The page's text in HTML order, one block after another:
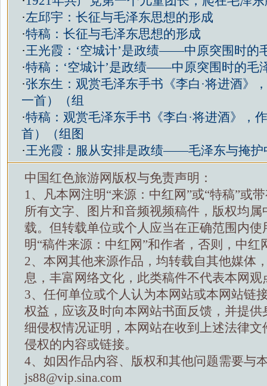
·左邱宇：长征与毛泽东思想的形成
·特稿：长征与毛泽东思想的形成
·王光霞：‘空城计’是政绩——中原突围时的
·特稿：‘空城计’是政绩——中原突围时的毛
·张东生：观赏毛泽东手书《李白·将进酒》
一首）（组
·特稿：观赏毛泽东手书《李白·将进酒》，
首）（组图
·王光霞：服从安排是政绩——毛泽东与掩护
中国红色旅游网版权与免责声明：
1、凡本网注明“来源：中红网”或“特稿”或
所有文字、图片和音频视频稿件，版权均
载。但转载单位或个人应当在正确范围内
明“稿件来源：中红网”和作者，否则，中
2、本网其他来源作品，均转载自其他媒体
息，丰富网络文化，此类稿件不代表本网观
3、任何单位或个人认为本网站或本网站链
权益，应该及时向本网站书面反馈，并提
细侵权情况证明，本网站在收到上述法律
侵权的内容或链接。
4、如因作品内容、版权和其他问题需要与
js88@vip.sina.com